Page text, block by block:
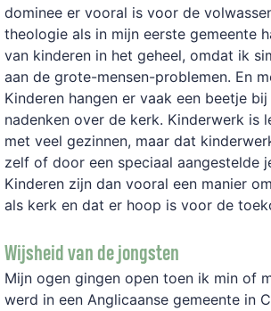
dominee er vooral is voor de
theologie als in mijn eerste gemeente
van kinderen in het geheel, omdat ik
aan de grote-mensen-problemen. En
Kinderen hangen er vaak een beetje
nadenken over de kerk. Kinderwerk is
met veel gezinnen, maar dat
zelf of door een speciaal aangestelde
Kinderen zijn dan vooral een manier
als kerk en dat er hoop is voor de
Wijsheid van de jongsten
Mijn ogen gingen open toen ik min of
werd in een Anglicaanse gemeente in